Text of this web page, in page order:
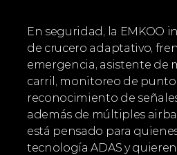
En seguridad, la EMKOO
de crucero adaptativo,
emergencia, asistente de
carril, monitoreo de punto
reconocimiento de
además de múltiples
está pensado para
tecnología ADAS y